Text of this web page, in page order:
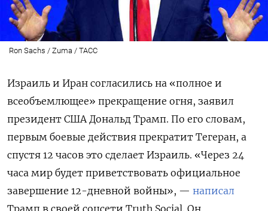
Ron Sachs / Zuma / ТАСС
Израиль и Иран согласились на «полное и
всеобъемлющее» прекращение огня, заявил
президент США Дональд Трамп. По его словам,
первым боевые действия прекратит Тегеран, а
спустя 12 часов это сделает Израиль. «Через 24
часа мир будет приветствовать официальное
завершение 12-дневной войны», — написал
Трамп в своей соцсети Truth Social. Он